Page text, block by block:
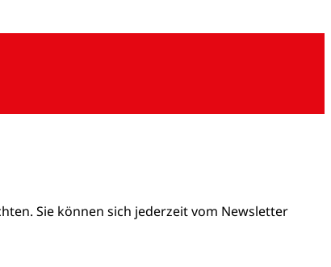
Sie können sich jederzeit vom Newsletter